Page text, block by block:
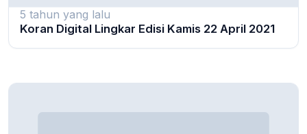
5 tahun yang lalu
Koran Digital Lingkar Edisi Kamis 22 April 2021